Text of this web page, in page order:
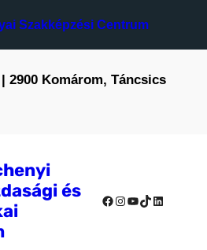
Szakképzési Centrum
2900 Komárom, Táncsics
és
Facebook
Instagram
YouTube
TikTok
LinkedIn